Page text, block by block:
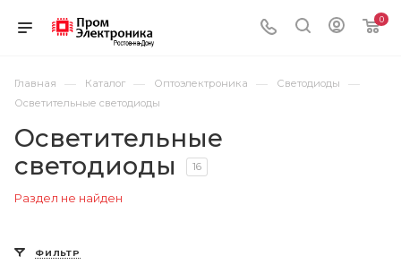
0
Главная — Каталог — Оптоэлектроника — Светодиоды —
Осветительные светодиоды
Осветительные
светодиоды
16
Раздел не найден
ФИЛЬТР